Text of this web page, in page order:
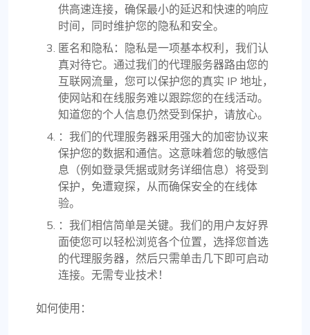
供高速连接，确保最小的延迟和快速的响应
时间，同时维护您的隐私和安全。
匿名和隐私：隐私是一项基本权利，我们认
真对待它。通过我们的代理服务器路由您的
互联网流量，您可以保护您的真实 IP 地址，
使网站和在线服务难以跟踪您的在线活动。
知道您的个人信息仍然受到保护，请放心。
：我们的代理服务器采用强大的加密协议来
保护您的数据和通信。这意味着您的敏感信
息（例如登录凭据或财务详细信息）将受到
保护，免遭窥探，从而确保安全的在线体
验。
：我们相信简单是关键。我们的用户友好界
面使您可以轻松浏览各个位置，选择您首选
的代理服务器，然后只需单击几下即可启动
连接。无需专业技术！
如何使用：